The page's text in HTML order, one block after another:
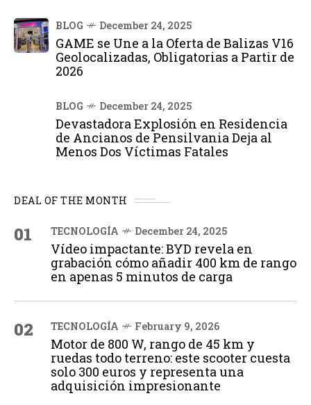
BLOG December 24, 2025
GAME se Une a la Oferta de Balizas V16
Geolocalizadas, Obligatorias a Partir de
2026
BLOG December 24, 2025
Devastadora Explosión en Residencia
de Ancianos de Pensilvania Deja al
Menos Dos Víctimas Fatales
DEAL OF THE MONTH
01 TECNOLOGÍA December 24, 2025
Vídeo impactante: BYD revela en
grabación cómo añadir 400 km de rango
en apenas 5 minutos de carga
02 TECNOLOGÍA February 9, 2026
Motor de 800 W, rango de 45 km y
ruedas todo terreno: este scooter cuesta
solo 300 euros y representa una
adquisición impresionante